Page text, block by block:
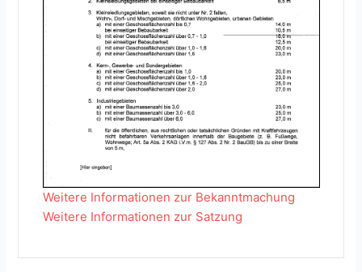
Weitere Informationen zur Bekanntmachung
Weitere Informationen zur Satzung